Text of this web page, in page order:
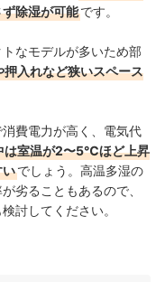
除湿が可能です。
なモデルが多いため部
押入れなど狭いスペース
費電力が高く、電気代
は室温が2〜5℃ほど上昇
いでしょう。高温多湿の
劣ることもあるので、
討してください。